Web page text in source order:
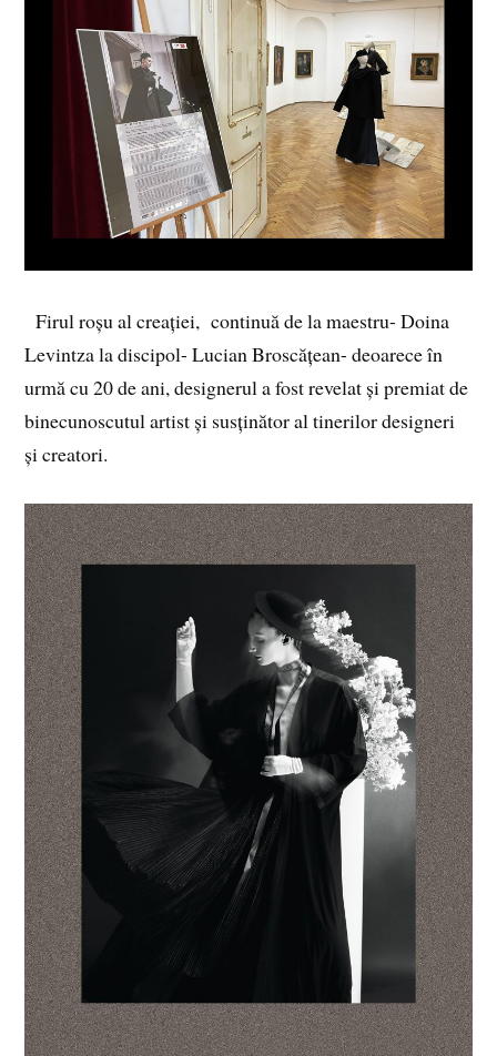
Firul roșu al creației, continuă de la maestru- Doina
Levintza la discipol- Lucian Broscățean- deoarece în
urmă cu 20 de ani, designerul a fost revelat și premiat de
binecunoscutul artist și susținător al tinerilor designeri
și creatori.